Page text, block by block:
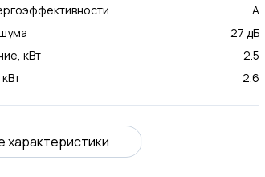
А
27 дБ
кВт
2.5
2.6
характеристики